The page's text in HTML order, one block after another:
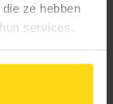
ze hebben
services.